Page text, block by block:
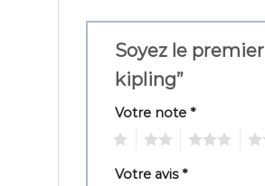
Soyez le
kipling”
Votre note *
Votre avis*